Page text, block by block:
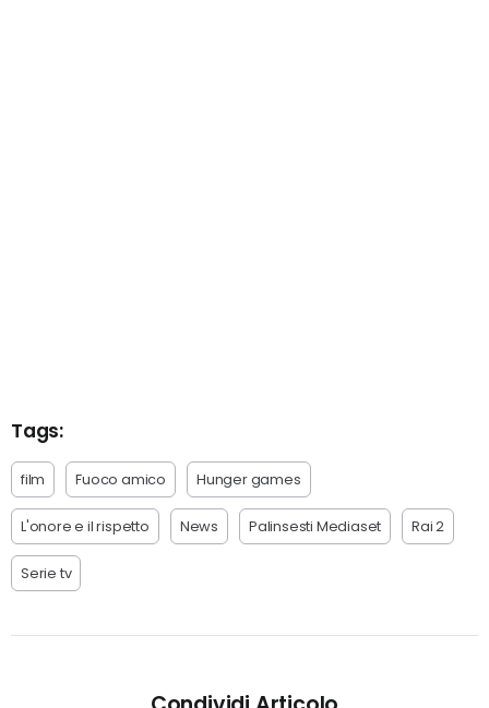
Tags:
film Fuoco amico Hunger games
L'onore e il rispetto News Palinsesti Mediaset Rai 2
Serie tv